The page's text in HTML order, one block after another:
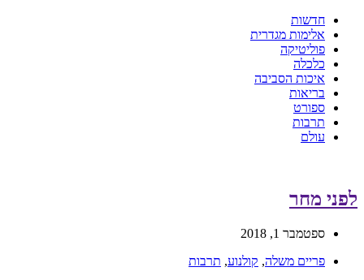
חדשות
אלימות מגדרית
פוליטיקה
כלכלה
איכות הסביבה
בריאות
ספורט
תרבות
עולם
לפני מחר
ספטמבר 1, 2018
פריים משלה, קולנוע, תרבות